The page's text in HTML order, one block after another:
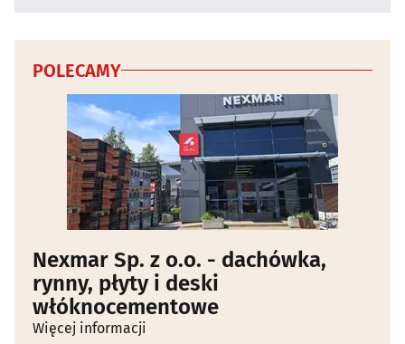
POLECAMY
Nexmar Sp. z o.o. - dachówka,
rynny, płyty i deski
włóknocementowe
Więcej informacji